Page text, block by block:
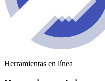
Herramientas en línea